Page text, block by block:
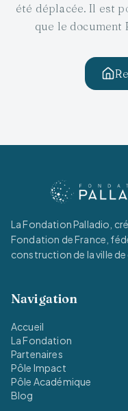
été déplacée. Il est
que le document
La Fondation Palladio,
Fondation de France,
construction de la ville de
Navigation
Accueil
La Fondation
Partenaires
Pôle Impact
Pôle Académique
Blog